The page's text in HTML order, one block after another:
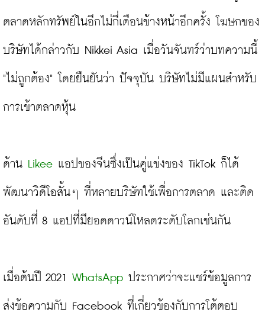
ตลาดหลักทรัพย์ในอีกไม่กี่เดือนข้างหน้าอีกครั้ง โฆษกของ
บริษัทได้กล่าวกับ Nikkei Asia เมื่อวันจันทร์ว่าบทความนี้
"ไม่ถูกต้อง" โดยยืนยันว่า ปัจจุบัน บริษัทไม่มีแผนสำหรับ
การเข้าตลาดหุ้น
ด้าน Likee แอปของจีนซึ่งเป็นคู่แข่งของ TikTok ก็ได้
พัฒนาวิดีโอสั้นๆ ที่หลายบริษัทใช้เพื่อการตลาด และติด
อันดับที่ 8 แอปที่มียอดดาวน์โหลดระดับโลกเช่นกัน
เมื่อต้นปี 2021 WhatsApp ประกาศว่าจะแชร์ข้อมูลการ
ส่งข้อความกับ Facebook ที่เกี่ยวข้องกับการโต้ตอบ